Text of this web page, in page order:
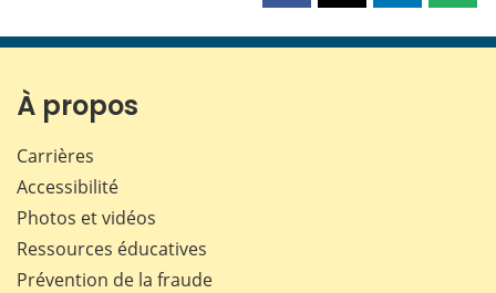
page page page page
À propos
Carrières
Accessibilité
Photos et vidéos
Ressources éducatives
Prévention de la fraude